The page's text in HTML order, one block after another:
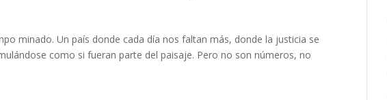
minado. Un país donde cada día nos faltan más, donde la justicia se
como si fueran parte del paisaje. Pero no son números, no